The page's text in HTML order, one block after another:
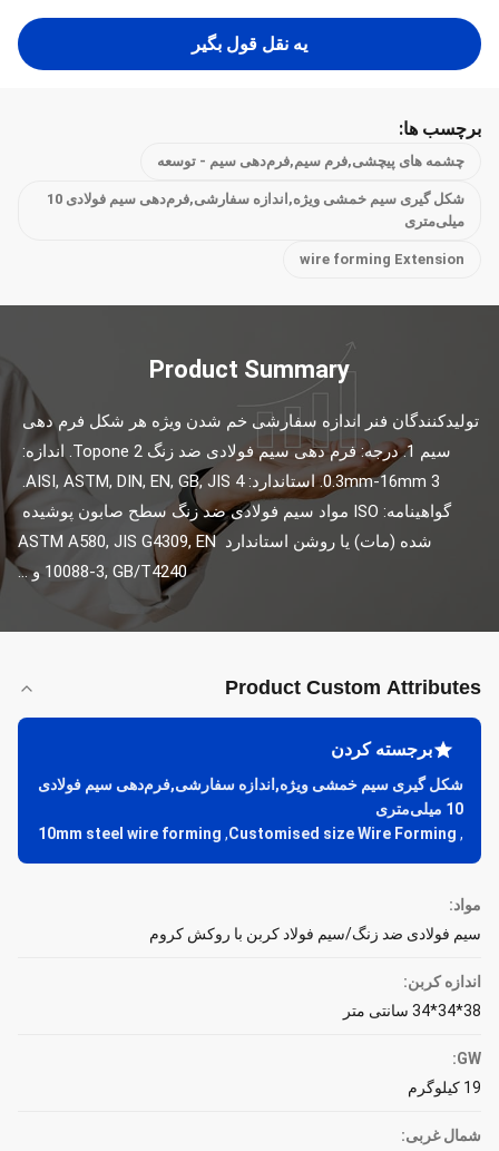
يه نقل قول بگير
برچسب ها:
چشمه های پیچشی,فرم سیم,فرم‌دهی سیم - توسعه
شکل گیری سیم خمشی ویژه,اندازه سفارشی,فرم‌دهی سیم فولادی 10
میلی‌متری
wire forming Extension
Product Summary
شده (مات) یا روشن استاندارد ASTM A580, JIS G4309, EN
10088-3, GB/T4240 و ...
Product Custom Attributes
برجسته کردن
شکل گیری سیم خمشی ویژه,اندازه سفارشی,فرم‌دهی سیم فولادی
10 میلی‌متری
,
Customised size Wire Forming
,
10mm steel wire forming
مواد:
سیم فولادی ضد زنگ/سیم فولاد کربن با روکش کروم
اندازه کربن:
38*34*34 سانتی متر
GW:
19 کیلوگرم
شمال غربی: